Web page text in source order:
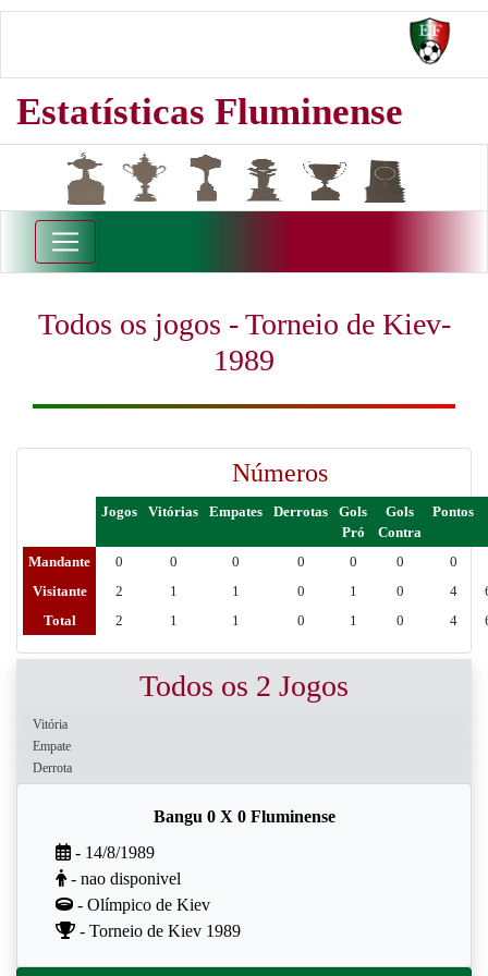
Estatísticas Fluminense
Todos os jogos - Torneio de Kiev-
1989
Números
Jogos Vitórias Empates Derrotas
Gols
Pró
Gols
Contra
Pontos
Mandante 0 0 0 0 0 0
0
Visitante
2 1 1 0 1 0 4
Total
2 1 1 0 1 0 4
Todos os 2 Jogos
Vitória
Empate
Derrota
Bangu 0 X 0 Fluminense
- 14/8/1989
- nao disponivel
- Olímpico de Kiev
- Torneio de Kiev 1989